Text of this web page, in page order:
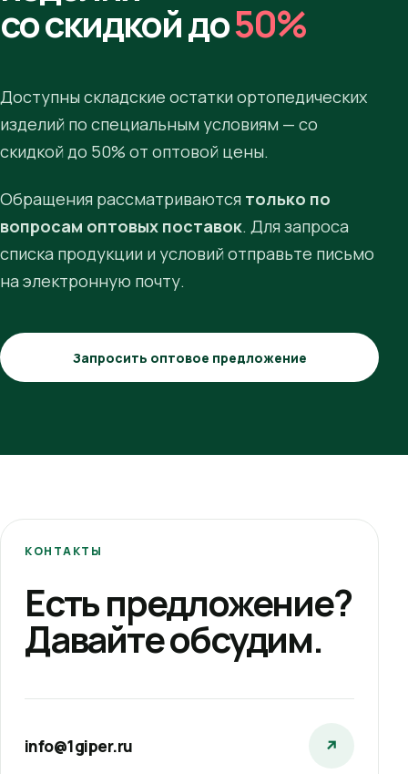
со скидкой до50%
Доступны складские остатки ортопедических
изделий по специальным условиям — со
скидкой до 50% от оптовой цены.
Обращения рассматриваются только по
вопросам оптовых поставок. Для запроса
списка продукции и условий отправьте письмо
на электронную почту.
Запросить оптовое предложение
КОНТАКТЫ
Есть предложение?
Давайте обсудим.
info@1giper.ru ↗